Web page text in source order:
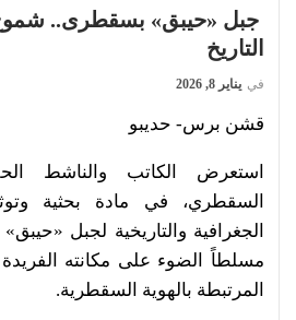
جبل «حيبق» بسقطرى..
التاريخ
في يناير 8, 2026
قشن برس- حديبو
استعرض الكاتب والناشط
السقطري، في مادة بحثية
الجغرافية والتاريخية لجبل
مسلطاً الضوء على مكانته الفريدة
المرتبطة بالهوية السقطرية.